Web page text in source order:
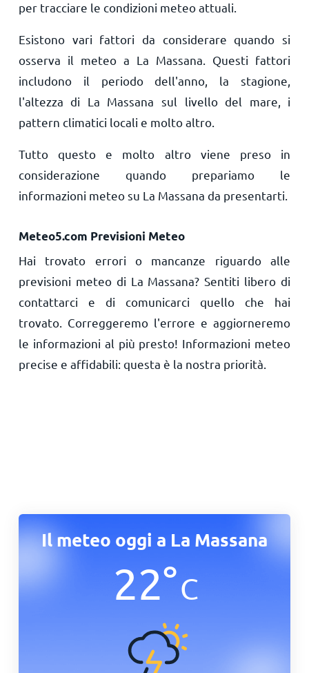
per tracciare le condizioni meteo attuali.
Esistono vari fattori da considerare quando si
osserva il meteo a La Massana. Questi fattori
includono il periodo dell'anno, la stagione,
l'altezza di La Massana sul livello del mare, i
pattern climatici locali e molto altro.
Tutto questo e molto altro viene preso in
considerazione quando prepariamo le
informazioni meteo su La Massana da presentarti.
Meteo5.com Previsioni Meteo
Hai trovato errori o mancanze riguardo alle
previsioni meteo di La Massana? Sentiti libero di
contattarci e di comunicarci quello che hai
trovato. Correggeremo l'errore e aggiorneremo
le informazioni al più presto! Informazioni meteo
precise e affidabili: questa è la nostra priorità.
Il meteo oggi a La Massana
22°C